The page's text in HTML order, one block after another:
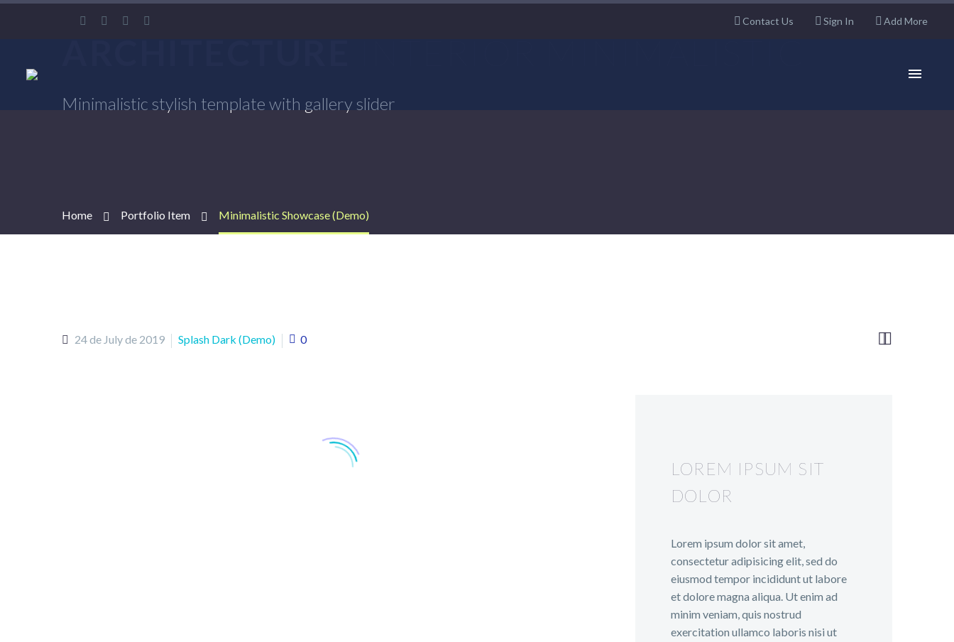
Contact Us Sign In Add More
Minimalistic stylish template with gallery slider
Home Portfolio Item Minimalistic Showcase (Demo)

24 de July de 2019 Splash Dark (Demo) 0
LOREM IPSUM SIT
DOLOR
Lorem ipsum dolor sit amet,
consectetur adipisicing elit, sed do
eiusmod tempor incididunt ut labore
et dolore magna aliqua. Ut enim ad
minim veniam, quis nostrud
exercitation ullamco laboris nisi ut